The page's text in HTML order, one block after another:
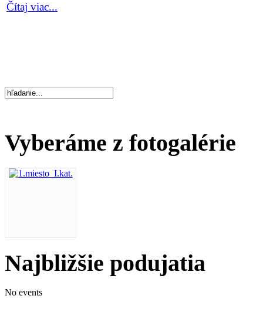
Čítaj viac...
Vyberáme z fotogalérie
Najbližšie podujatia
No events